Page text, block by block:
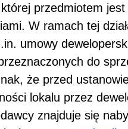
przedmiotem
W ramach tej
umowy
do
że przed
lokalu przez
znajduje się